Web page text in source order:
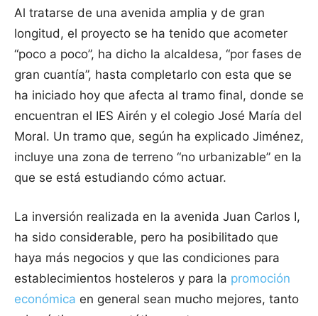
Al tratarse de una avenida amplia y de gran
longitud, el proyecto se ha tenido que acometer
“poco a poco”, ha dicho la alcaldesa, “por fases de
gran cuantía”, hasta completarlo con esta que se
ha iniciado hoy que afecta al tramo final, donde se
encuentran el IES Airén y el colegio José María del
Moral. Un tramo que, según ha explicado Jiménez,
incluye una zona de terreno “no urbanizable” en la
que se está estudiando cómo actuar.
La inversión realizada en la avenida Juan Carlos I,
ha sido considerable, pero ha posibilitado que
haya más negocios y que las condiciones para
establecimientos hosteleros y para la promoción
económica en general sean mucho mejores, tanto